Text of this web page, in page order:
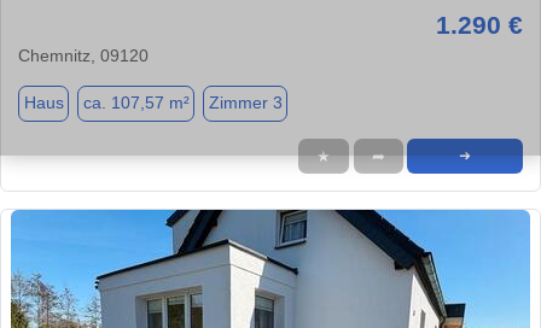
1.290 €
Chemnitz, 09120
Haus ca. 107,57 m² Zimmer 3
★ ➦ ➜